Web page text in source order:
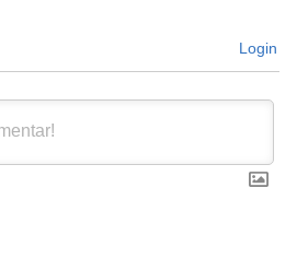
Login